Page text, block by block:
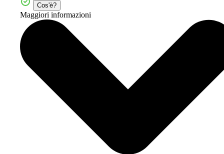
Cos'è?
Maggiori informazioni